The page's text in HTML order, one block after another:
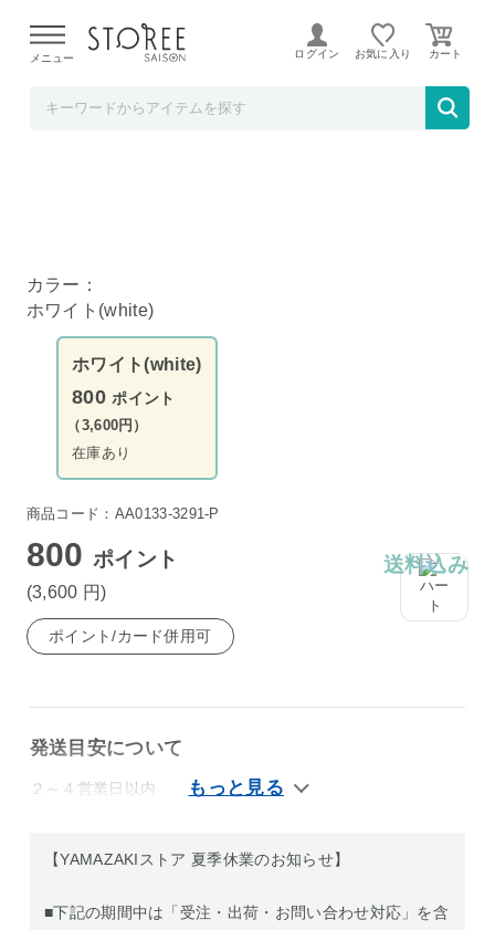
よる配送遅延が発生しております。
メニュー ログイン お気に入り
tower タオル掛け上ラック タワー ホワイト
カラー：
ホワイト(white)
ホワイト(white)
800 ポイント
（3,600円）
在庫あり
商品コード：AA0133-3291-P
800ポイント
(3,600 円)
送料込み
ポイント/カード併用可
発送目安について
２～４営業日以内
【YAMAZAKIストア 夏季休業のお知らせ】
■下記の期間中は「受注・出荷・お問い合わせ対応」を含